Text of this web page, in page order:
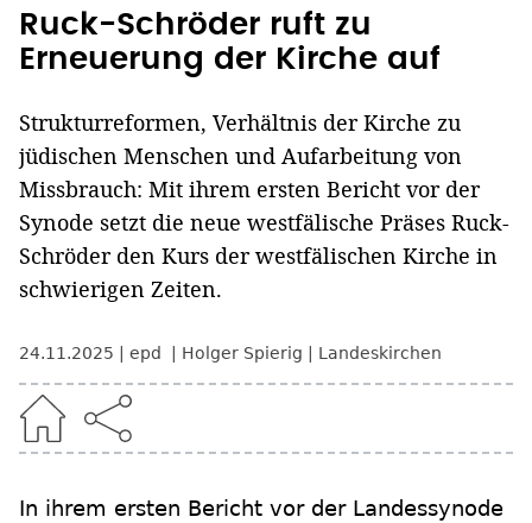
Ruck-Schröder ruft zu
Erneuerung der Kirche auf
Strukturreformen, Verhältnis der Kirche zu
jüdischen Menschen und Aufarbeitung von
Missbrauch: Mit ihrem ersten Bericht vor der
Synode setzt die neue westfälische Präses Ruck-
Schröder den Kurs der westfälischen Kirche in
schwierigen Zeiten.
24.11.2025 epd Holger Spierig Landeskirchen
In ihrem ersten Bericht vor der Landessynode